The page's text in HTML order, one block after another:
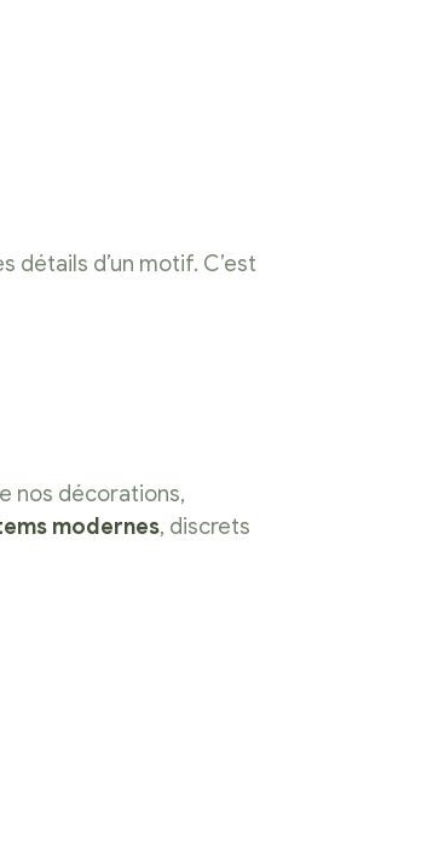
détails d’un motif. C’est
nos décorations,
modernes, discrets